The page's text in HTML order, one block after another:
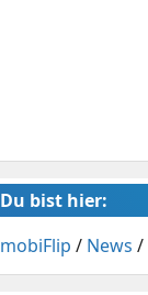
Du bist hier:
mobiFlip / News /